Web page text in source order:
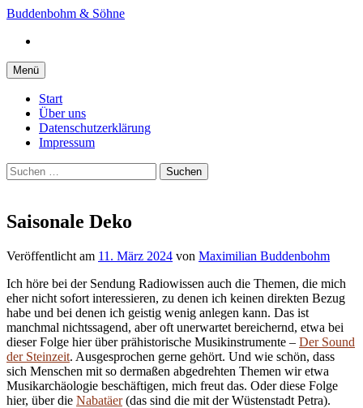
Springe
Inhalt
Buddenbohm & Söhne
Menü
Start
Über uns
Datenschutzerklärung
Impressum
Suchen
nach:
Saisonale Deko
Veröffentlicht am 11. März 2024 von Maximilian Buddenbohm
Ich höre bei der Sendung Radiowissen auch die Themen, die mich
eher nicht sofort interessieren, zu denen ich keinen direkten Bezug
habe und bei denen ich geistig wenig anlegen kann. Das ist
manchmal nichtssagend, aber oft unerwartet bereichernd, etwa bei
dieser Folge hier über prähistorische Musikinstrumente – Der Sound
der Steinzeit. Ausgesprochen gerne gehört. Und wie schön, dass
sich Menschen mit so dermaßen abgedrehten Themen wir etwa
Musikarchäologie beschäftigen, mich freut das. Oder diese Folge
hier, über die Nabatäer(das sind die mit der Wüstenstadt Petra).